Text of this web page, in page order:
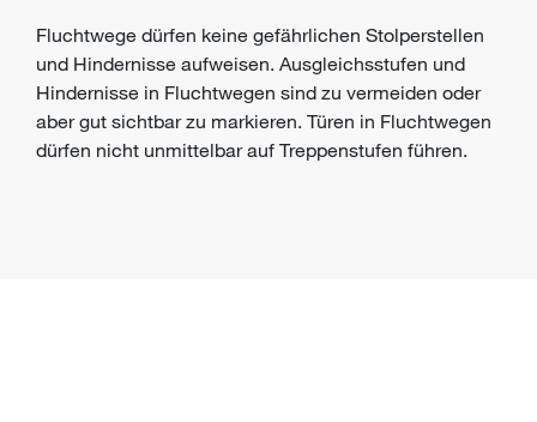
Fluchtwege dürfen keine gefährlichen Stolperstellen
und Hindernisse aufweisen. Ausgleichsstufen und
Hindernisse in Fluchtwegen sind zu vermeiden oder
aber gut sichtbar zu markieren. Türen in Fluchtwegen
dürfen nicht unmittelbar auf Treppenstufen führen.